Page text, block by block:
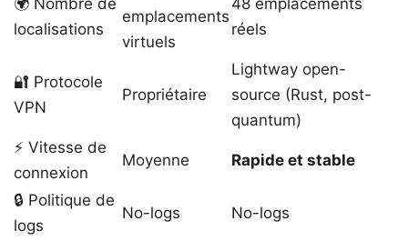
localisations
emplacements
virtuels
réels
🔐 Protocole
VPN
Propriétaire
Lightway open-
source (Rust, post-
quantum)
⚡ Vitesse de
connexion
Moyenne Rapide et stable
🔒 Politique de
logs
No-logs No-logs